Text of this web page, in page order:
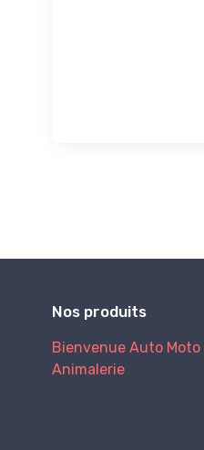
Nos produits
Bienvenue Auto Moto
Animalerie